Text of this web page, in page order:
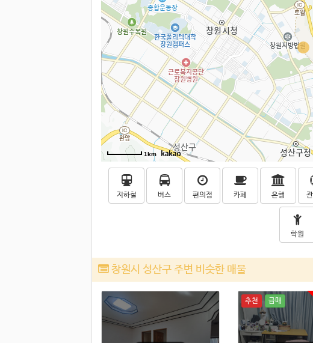
1km
지하철 버스 편의점 카페 은행
학원
창원시 성산구 주변 비슷한 매물
추천 급매